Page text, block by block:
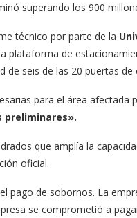
superando los 900
técnico por parte de la
plataforma de
seis de las 20 puertas
para el área afectada
preliminares».
que amplía la
oficial.
pago de sobornos. La
se comprometió a